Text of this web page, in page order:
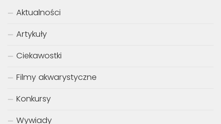
Aktualności
Artykuły
Ciekawostki
Filmy akwarystyczne
Konkursy
Wywiady